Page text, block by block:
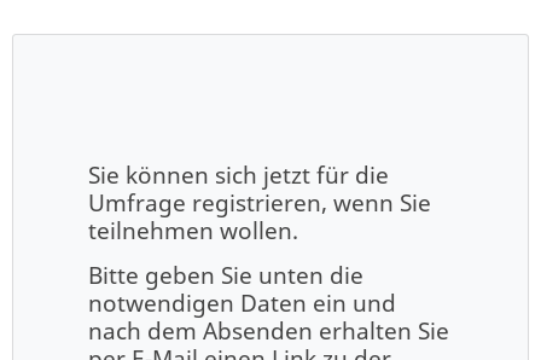
Sie können sich jetzt für die
Umfrage registrieren, wenn Sie
teilnehmen wollen.
Bitte geben Sie unten die
notwendigen Daten ein und
nach dem Absenden erhalten Sie